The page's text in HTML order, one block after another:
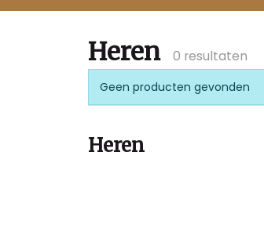
Heren 0 resultaten
Geen producten gevonden
Heren